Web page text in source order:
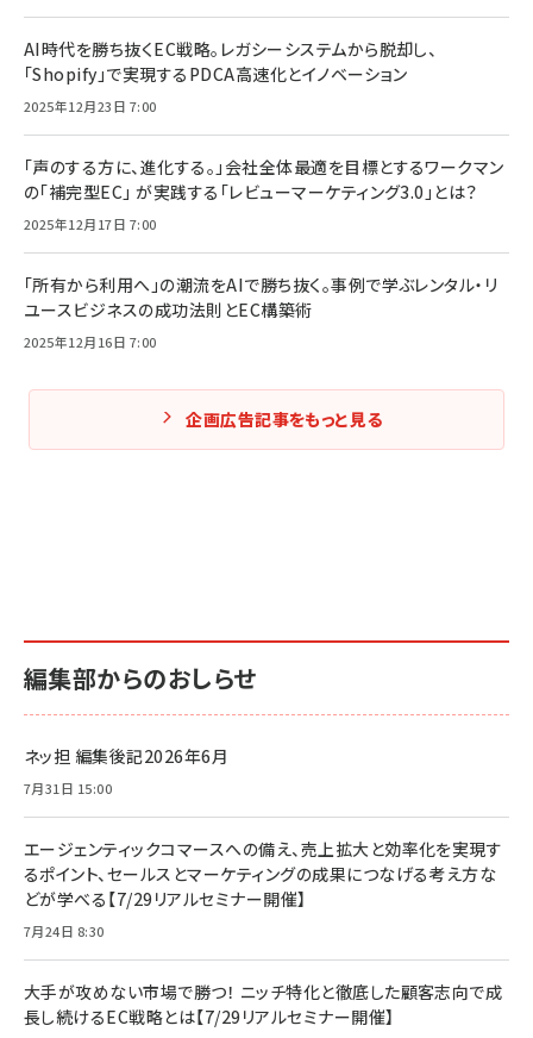
AI時代を勝ち抜くEC戦略。レガシーシステムから脱却し、
「Shopify」で実現するPDCA高速化とイノベーション
2025年12月23日 7:00
「声のする方に、進化する。」会社全体最適を目標とするワークマン
の「補完型EC」 が実践する「レビューマーケティング3.0」とは？
2025年12月17日 7:00
「所有から利用へ」の潮流をAIで勝ち抜く。事例で学ぶレンタル・リ
ユースビジネスの成功法則とEC構築術
2025年12月16日 7:00
企画広告記事をもっと見る
編集部からのおしらせ
ネッ担 編集後記2026年6月
7月31日 15:00
エージェンティックコマースへの備え、売上拡大と効率化を実現す
るポイント、セールスとマーケティングの成果につなげる考え方な
どが学べる【7/29リアルセミナー開催】
7月24日 8:30
大手が攻めない市場で勝つ！ ニッチ特化と徹底した顧客志向で成
長し続けるEC戦略とは【7/29リアルセミナー開催】